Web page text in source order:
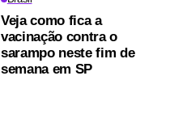
Veja como fica a
vacinação contra o
sarampo neste fim de
semana em SP